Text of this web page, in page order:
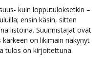
kuin lopputuloksetkin –
ensin käsin, sitten
listoina. Suunnistajat ovat
on likimain näkynyt
tulos on kirjoitettuna